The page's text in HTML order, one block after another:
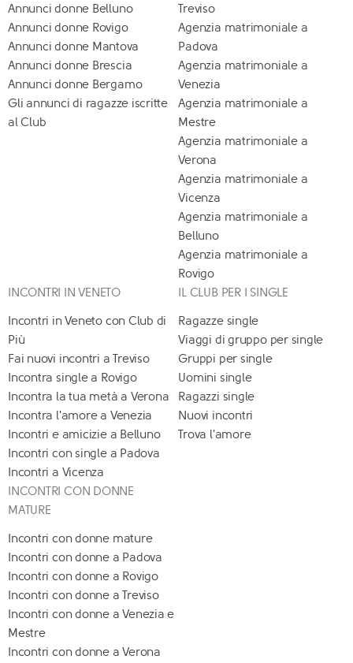
Annunci donne Belluno
Annunci donne Rovigo
Annunci donne Mantova
Annunci donne Brescia
Annunci donne Bergamo
Gli annunci di ragazze iscritte
al Club
Treviso
Agenzia matrimoniale a
Padova
Agenzia matrimoniale a
Venezia
Agenzia matrimoniale a
Mestre
Agenzia matrimoniale a
Verona
Agenzia matrimoniale a
Vicenza
Agenzia matrimoniale a
Belluno
Agenzia matrimoniale a
Rovigo
INCONTRI IN VENETO
Incontri in Veneto con Club di
Più
Fai nuovi incontri a Treviso
Incontra single a Rovigo
Incontra la tua metà a Verona
Incontra l'amore a Venezia
Incontri e amicizie a Belluno
Incontri con single a Padova
Incontri a Vicenza
IL CLUB PER I SINGLE
Ragazze single
Viaggi di gruppo per single
Gruppi per single
Uomini single
Ragazzi single
Nuovi incontri
Trova l'amore
INCONTRI CON DONNE
MATURE
Incontri con donne mature
Incontri con donne a Padova
Incontri con donne a Rovigo
Incontri con donne a Treviso
Incontri con donne a Venezia e
Mestre
Incontri con donne a Verona